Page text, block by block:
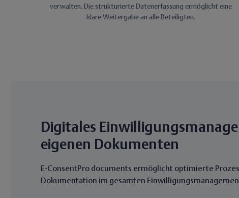
verwalten. Die strukturierte Datenerfassung ermöglicht eine
klare Weitergabe an alle Beteiligten.
Digitales
eigenen Dokumenten
E-ConsentPro documents ermöglicht optimierte
Dokumentation im gesamten